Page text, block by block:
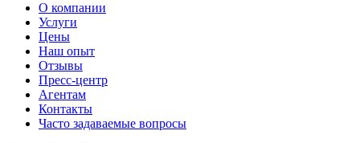
О компании
Услуги
Цены
Наш опыт
Отзывы
Пресс-центр
Агентам
Контакты
Часто задаваемые вопросы